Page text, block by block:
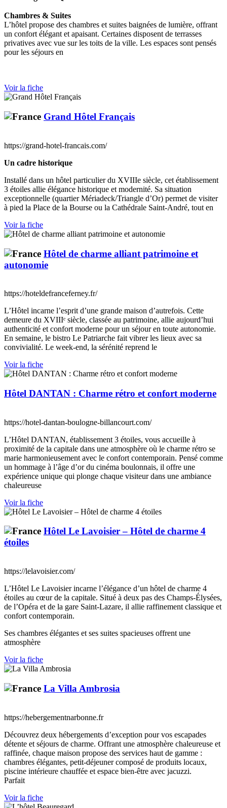
Chambres & Suites
L’hôtel propose des chambres et suites baignées de lumière, offrant
un confort élégant et apaisant. Certaines disposent de terrasses
privatives avec vue sur les toits de la ville. Les espaces sont pensés
pour les séjours en
Voir la fiche
Grand Hôtel Français
https://grand-hotel-francais.com/
Un cadre historique
Installé dans un hôtel particulier du XVIIIe siècle, cet établissement
3 étoiles allie élégance historique et modernité. Sa situation
exceptionnelle (quartier Mériadeck/Triangle d’Or) permet de visiter
à pied la Place de la Bourse ou la Cathédrale Saint-André, tout en
Voir la fiche
Hôtel de charme alliant patrimoine et
autonomie
https://hoteldefranceferney.fr/
L’Hôtel incarne l’esprit d’une grande maison d’autrefois. Cette
demeure du XVIIIᵉ siècle, classée au patrimoine, allie aujourd’hui
authenticité et confort moderne pour un séjour en toute autonomie.
En semaine, le bistro Le Patriarche fait vibrer les lieux avec sa
convivialité. Le week-end, la sérénité reprend le
Voir la fiche
Hôtel DANTAN : Charme rétro et confort moderne
https://hotel-dantan-boulogne-billancourt.com/
L’Hôtel DANTAN, établissement 3 étoiles, vous accueille à
proximité de la capitale dans une atmosphère où le charme rétro se
marie harmonieusement avec le confort contemporain. Pensé comme
un hommage à l’âge d’or du cinéma boulonnais, il offre une
expérience unique qui plonge chaque visiteur dans une ambiance
chaleureuse
Voir la fiche
Hôtel Le Lavoisier – Hôtel de charme 4
étoiles
https://lelavoisier.com/
L’Hôtel Le Lavoisier incarne l’élégance d’un hôtel de charme 4
étoiles au cœur de la capitale. Situé à deux pas des Champs-Élysées,
de l’Opéra et de la gare Saint-Lazare, il allie raffinement classique et
confort contemporain.
Ses chambres élégantes et ses suites spacieuses offrent une
atmosphère
Voir la fiche
La Villa Ambrosia
https://hebergementnarbonne.fr
Découvrez deux hébergements d’exception pour vos escapades
détente et séjours de charme. Offrant une atmosphère chaleureuse et
raffinée, chaque maison propose des services haut de gamme :
chambres élégantes, petit-déjeuner composé de produits locaux,
piscine intérieure chauffée et espace bien-être avec jacuzzi.
Parfait
Voir la fiche